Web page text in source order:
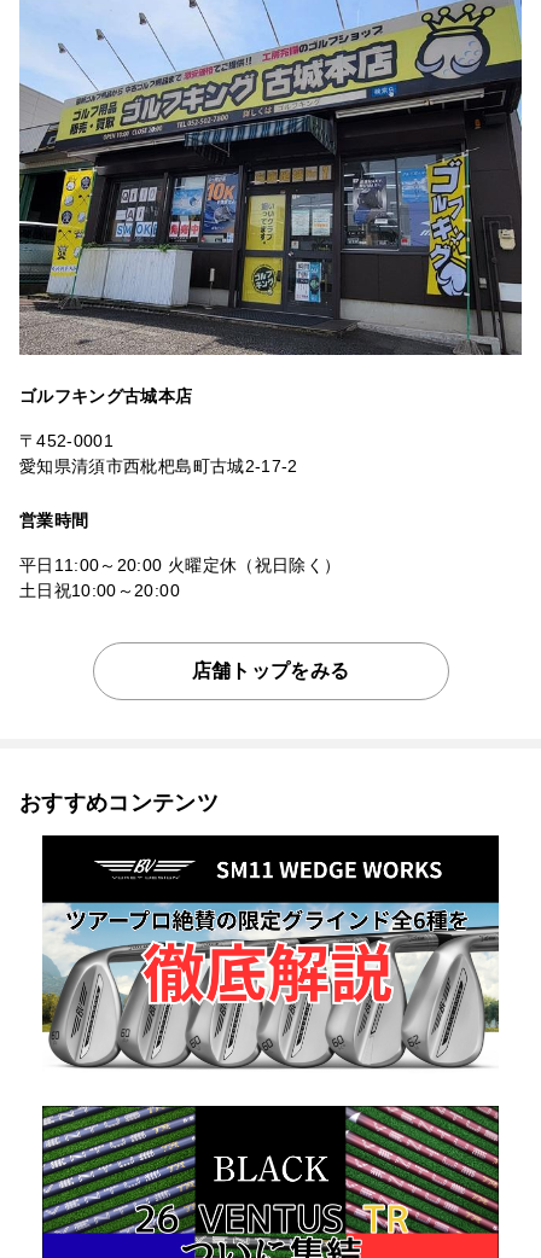
ゴルフキング古城本店
〒452-0001
愛知県清須市西枇杷島町古城2-17-2
営業時間
平日11:00～20:00 火曜定休（祝日除く）
土日祝10:00～20:00
店舗トップをみる
おすすめコンテンツ